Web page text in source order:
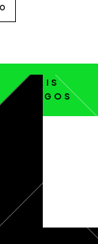
MAIS
ARTIGOS